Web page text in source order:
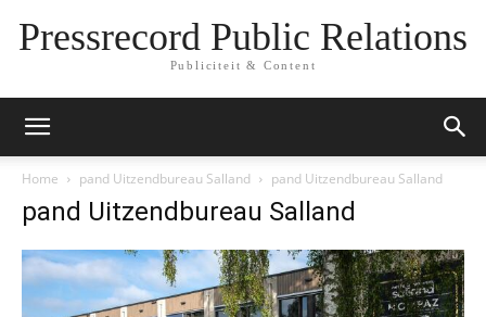
Pressrecord Public Relations
Publiciteit & Content
Home pand Uitzendbureau Salland pand Uitzendbureau Salland
pand Uitzendbureau Salland